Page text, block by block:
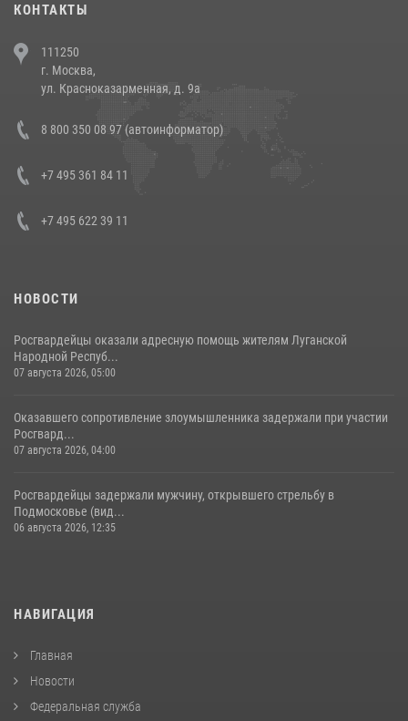
напавших на бригаду скорой помощи (видео)
14 июля 2026, 12:20
В Росгвардии прошла военно-научная конференция по обобщению
боевого опыта
КОНТАКТЫ
111250
г. Москва,
ул. Красноказарменная, д. 9а
8 800 350 08 97 (автоинформатор)
+7 495 361 84 11
+7 495 622 39 11
НОВОСТИ
Росгвардейцы оказали адресную помощь жителям Луганской
Народной Респуб...
07 августа 2026, 05:00
Оказавшего сопротивление злоумышленника задержали при участии
Росгвард...
07 августа 2026, 04:00
Росгвардейцы задержали мужчину, открывшего стрельбу в
Подмосковье (вид...
06 августа 2026, 12:35
НАВИГАЦИЯ
Главная
Новости
Федеральная служба